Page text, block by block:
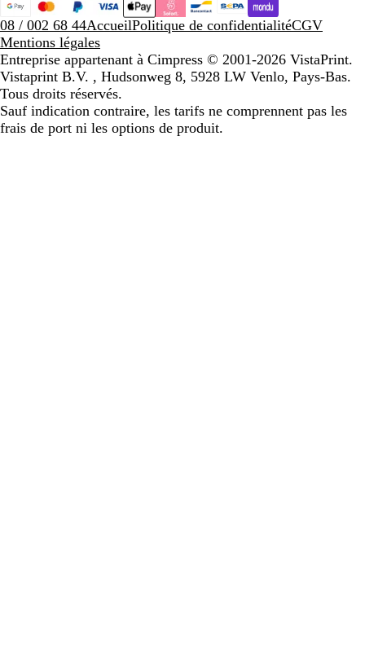
08 / 002 68 44AccueilPolitique de confidentialitéCGV
Mentions légales
Entreprise appartenant à Cimpress © 2001-2026 VistaPrint.
Vistaprint B.V. , Hudsonweg 8, 5928 LW Venlo, Pays-Bas.
Tous droits réservés.
Sauf indication contraire, les tarifs ne comprennent pas les
frais de port ni les options de produit.